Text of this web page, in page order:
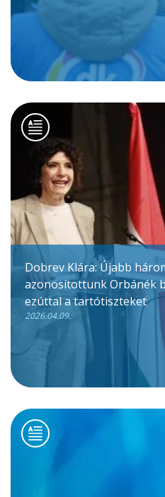
Dobrev Klára: Újabb
azonosítottunk Orbánék
ezúttal a tartótiszteket
2026.04.09.